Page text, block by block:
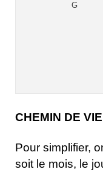
G
CHEMIN DE VIE
Pour simplifier,
soit le mois, le